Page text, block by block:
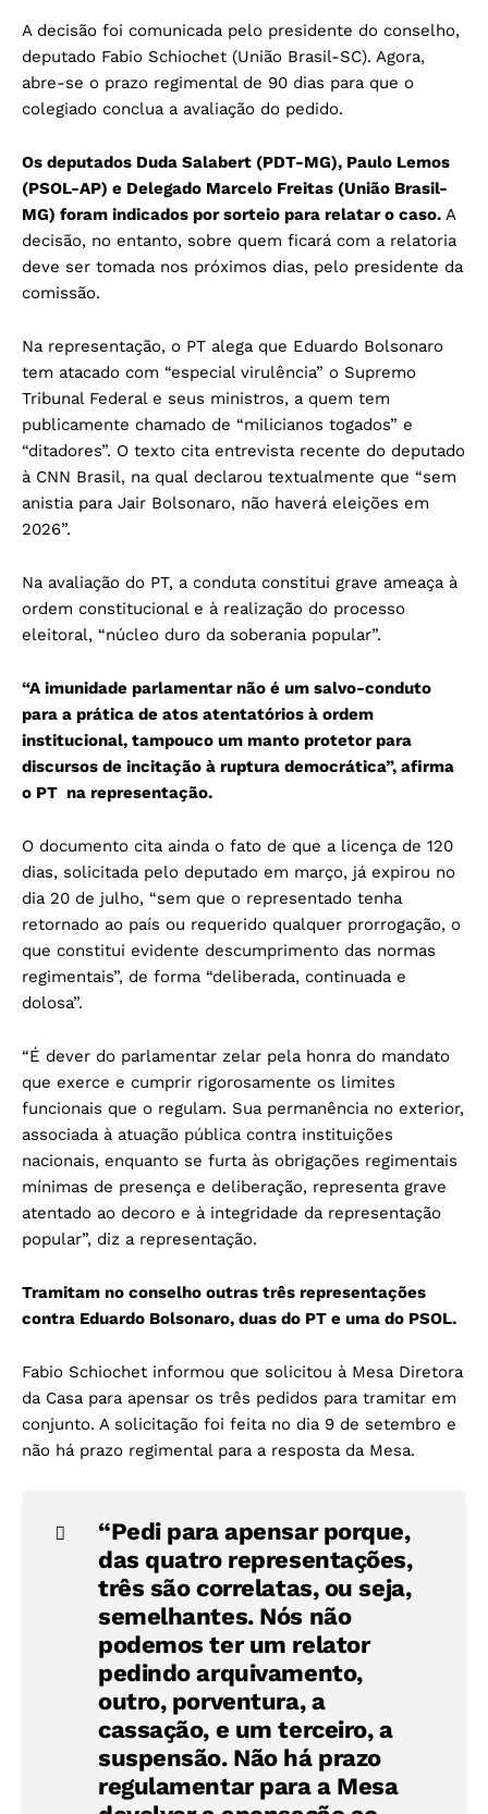
A decisão foi comunicada pelo presidente do conselho,
deputado Fabio Schiochet (União Brasil-SC). Agora,
abre-se o prazo regimental de 90 dias para que o
colegiado conclua a avaliação do pedido.
Os deputados Duda Salabert (PDT-MG), Paulo Lemos
(PSOL-AP) e Delegado Marcelo Freitas (União Brasil-
MG) foram indicados por sorteio para relatar o caso. A
decisão, no entanto, sobre quem ficará com a relatoria
deve ser tomada nos próximos dias, pelo presidente da
comissão.
Na representação, o PT alega que Eduardo Bolsonaro
tem atacado com “especial virulência” o Supremo
Tribunal Federal e seus ministros, a quem tem
publicamente chamado de “milicianos togados” e
“ditadores”. O texto cita entrevista recente do deputado
à CNN Brasil, na qual declarou textualmente que “sem
anistia para Jair Bolsonaro, não haverá eleições em
2026”.
Na avaliação do PT, a conduta constitui grave ameaça à
ordem constitucional e à realização do processo
eleitoral, “núcleo duro da soberania popular”.
“A imunidade parlamentar não é um salvo-conduto
para a prática de atos atentatórios à ordem
institucional, tampouco um manto protetor para
discursos de incitação à ruptura democrática”, afirma
o PT na representação.
O documento cita ainda o fato de que a licença de 120
dias, solicitada pelo deputado em março, já expirou no
dia 20 de julho, “sem que o representado tenha
retornado ao país ou requerido qualquer prorrogação, o
que constitui evidente descumprimento das normas
regimentais”, de forma “deliberada, continuada e
dolosa”.
“É dever do parlamentar zelar pela honra do mandato
que exerce e cumprir rigorosamente os limites
funcionais que o regulam. Sua permanência no exterior,
associada à atuação pública contra instituições
nacionais, enquanto se furta às obrigações regimentais
mínimas de presença e deliberação, representa grave
atentado ao decoro e à integridade da representação
popular”, diz a representação.
Tramitam no conselho outras três representações
contra Eduardo Bolsonaro, duas do PT e uma do PSOL.
Fabio Schiochet informou que solicitou à Mesa Diretora
da Casa para apensar os três pedidos para tramitar em
conjunto. A solicitação foi feita no dia 9 de setembro e
não há prazo regimental para a resposta da Mesa.
“Pedi para apensar porque,
das quatro representações,
três são correlatas, ou seja,
semelhantes. Nós não
podemos ter um relator
pedindo arquivamento,
outro, porventura, a
cassação, e um terceiro, a
suspensão. Não há prazo
regulamentar para a Mesa